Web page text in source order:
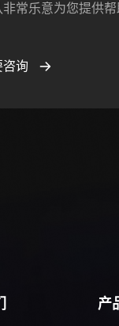
非常乐意为您提供帮
咨询
产